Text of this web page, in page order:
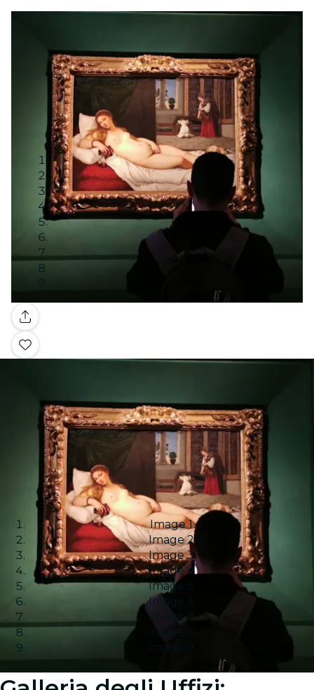
Galerie
Image 1
Image 2
Image 3
Image 4
Image 5
Image 6
Image 7
Image 8
Image 9